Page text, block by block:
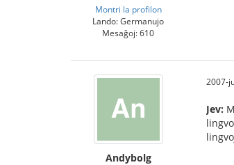
Montri la profilon
Lando: Germanujo
Mesaĝoj: 610
Andybolg
2007-
Jev: